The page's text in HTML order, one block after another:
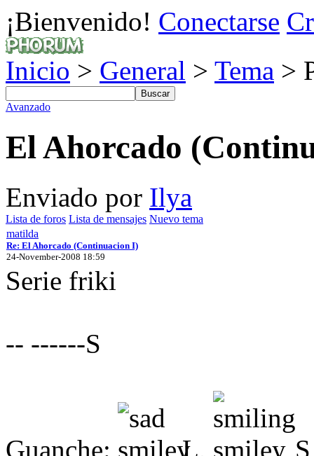
¡Bienvenido! Conectarse
Inicio > General > Tema >
Avanzado
El Ahorcado
Enviado por Ilya
Lista de foros Lista de mensajes Nuevo tema
matilda
Re: El Ahorcado (Continuacion I)
24-November-2008 18:59
Serie friki
-- ------S
Guanche: L,
S